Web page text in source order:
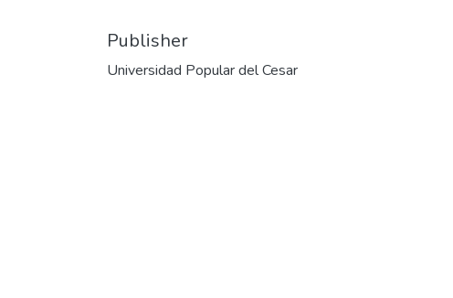
Publisher
Universidad Popular del Cesar